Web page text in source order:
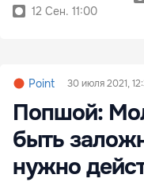
12 Сен. 11:00
Point 30 июля 2021,
Попшой:
быть
нужно